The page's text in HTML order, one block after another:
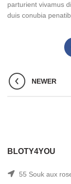
parturient vivamus
duis conubia
NEWER
BLOTY4YOU
55 Souk aux